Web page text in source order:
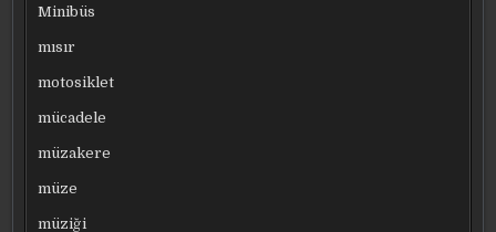
Minibüs
mısır
motosiklet
mücadele
müzakere
müze
müziği